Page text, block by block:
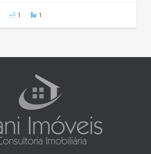
1 1